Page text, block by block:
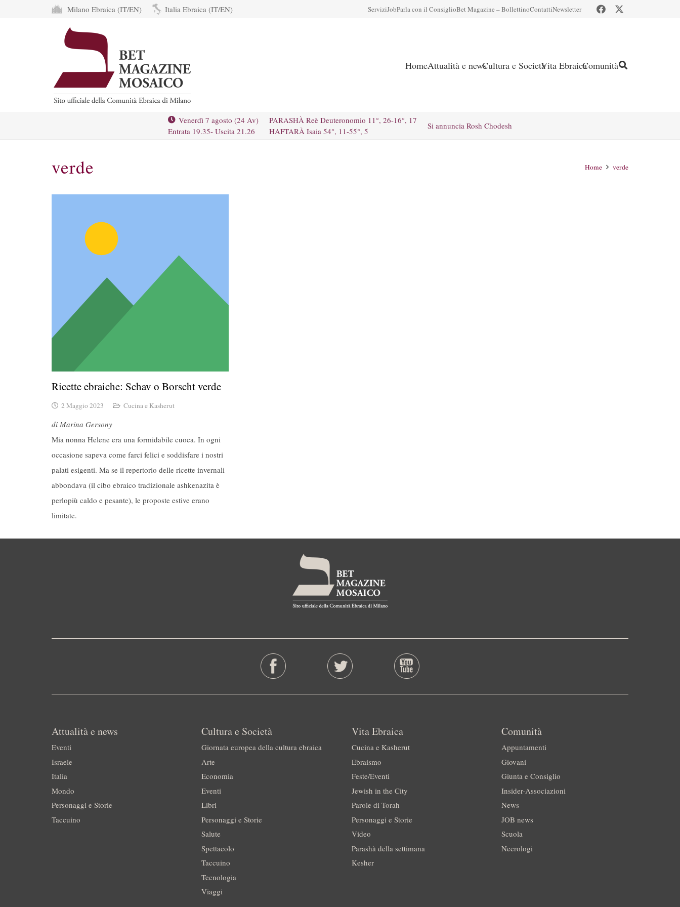
Milano Ebraica (IT/EN) Italia Ebraica (IT/EN) ServiziJobParla con il ConsiglioBet Magazine – BollettinoContattiNewsletter
HomeAttualità e newsCultura e SocietàVita EbraicaComunità
Venerdì 7 agosto (24 Av)
Entrata 19.35- Uscita 21.26
PARASHÀ Reè Deuteronomio 11°, 26-16°, 17
HAFTARÀ Isaia 54°, 11-55°, 5
Si annuncia Rosh Chodesh
verde Home verde
Ricette ebraiche: Schav o Borscht verde
2 Maggio 2023 Cucina e Kasherut
di Marina Gersony
Mia nonna Helene era una formidabile cuoca. In ogni
occasione sapeva come farci felici e soddisfare i nostri
palati esigenti. Ma se il repertorio delle ricette invernali
abbondava (il cibo ebraico tradizionale ashkenazita è
perlopiù caldo e pesante), le proposte estive erano
limitate.
Attualità e news
Eventi
Israele
Italia
Mondo
Personaggi e Storie
Taccuino
Cultura e Società
Giornata europea della cultura ebraica
Arte
Economia
Eventi
Libri
Personaggi e Storie
Salute
Spettacolo
Taccuino
Tecnologia
Viaggi
Vita Ebraica
Cucina e Kasherut
Ebraismo
Feste/Eventi
Jewish in the City
Parole di Torah
Personaggi e Storie
Video
Parashà della settimana
Kesher
Comunità
Appuntamenti
Giovani
Giunta e Consiglio
Insider-Associazioni
News
JOB news
Scuola
Necrologi